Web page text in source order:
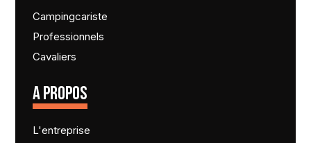
Campingcariste
Professionnels
Cavaliers
A PROPOS
L'entreprise